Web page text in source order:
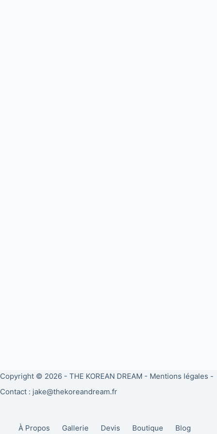
Copyright © 2026 - THE KOREAN DREAM - Mentions légales -
Contact : jake@thekoreandream.fr
À Propos Gallerie Devis Boutique Blog